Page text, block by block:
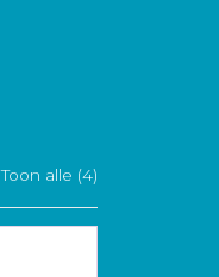
Toon alle (4)